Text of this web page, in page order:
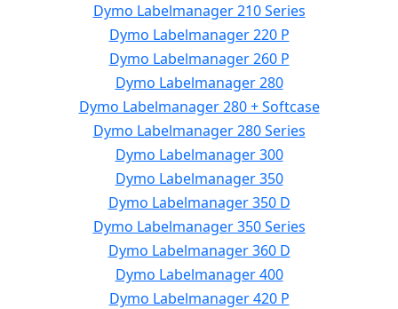
Dymo Labelmanager 210 Series
Dymo Labelmanager 220 P
Dymo Labelmanager 260 P
Dymo Labelmanager 280
Dymo Labelmanager 280 + Softcase
Dymo Labelmanager 280 Series
Dymo Labelmanager 300
Dymo Labelmanager 350
Dymo Labelmanager 350 D
Dymo Labelmanager 350 Series
Dymo Labelmanager 360 D
Dymo Labelmanager 400
Dymo Labelmanager 420 P